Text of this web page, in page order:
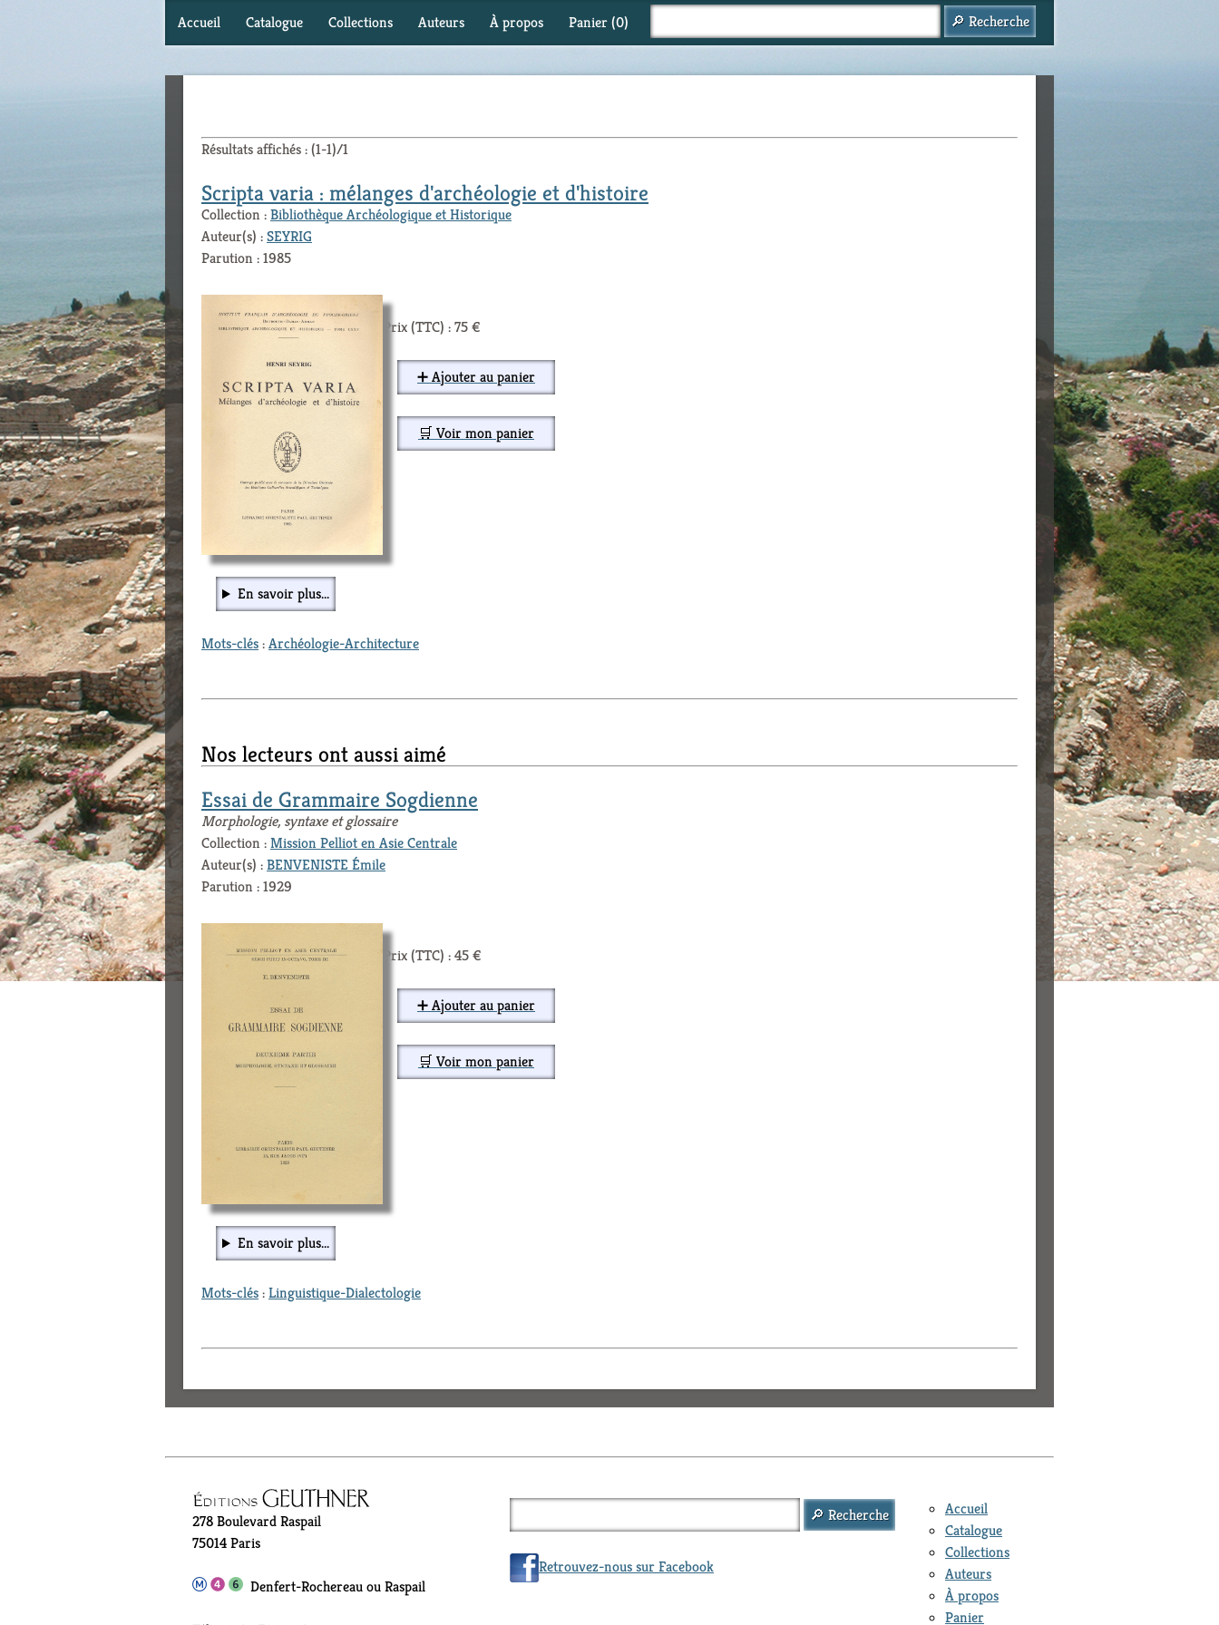
Accueil Catalogue Collections Auteurs À propos Panier (0)
Résultats affichés : (1-1)/1
Scripta varia : mélanges d'archéologie et d'histoire
Collection :Bibliothèque Archéologique et Historique
Auteur(s) :SEYRIG
Parution : 1985
Prix (TTC) : 75 €
➕ Ajouter au panier
🛒 Voir mon panier
En savoir plus...
Mots-clés:Archéologie-Architecture
Nos lecteurs ont aussi aimé
Essai de Grammaire Sogdienne
Morphologie, syntaxe et glossaire
Collection :Mission Pelliot en Asie Centrale
Auteur(s) :BENVENISTE Émile
Parution : 1929
Prix (TTC) : 45 €
➕ Ajouter au panier
🛒 Voir mon panier
En savoir plus...
Mots-clés:Linguistique-Dialectologie
278 Boulevard Raspail
75014 Paris
Denfert-Rochereau ou Raspail
Accueil
Catalogue
Collections
Auteurs
À propos
Panier
Retrouvez-nous sur Facebook